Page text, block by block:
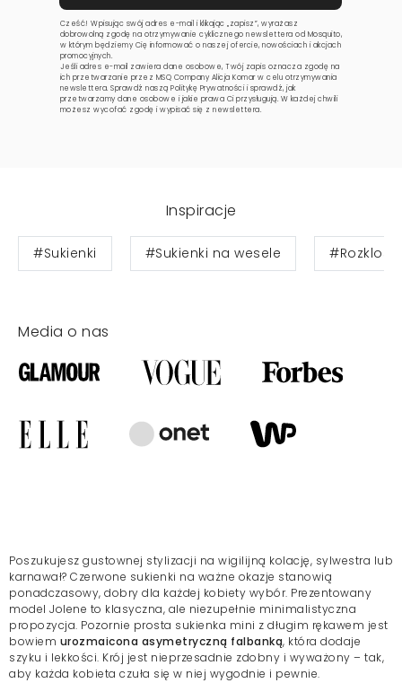
Cześć! Wpisując swój adres e-mail i klikając „zapisz”, wyrażasz
dobrowolną zgodę na otrzymywanie cyklicznego newslettera od Mosquito,
w którym będziemy Cię informować o naszej ofercie, nowościach i akcjach
promocyjnych.
Jeśli adres e-mail zawiera dane osobowe, Twój zapis oznacza zgodę na
ich przetwarzanie przez MSQ Company Alicja Komar w celu otrzymywania
newslettera. Sprawdź naszą Politykę Prywatnościi sprawdź, jak
przetwarzamy dane osobowe i jakie prawa Ci przysługują. W każdej chwili
możesz wycofać zgodę i wypisać się z newslettera.
Inspiracje
#Sukienki #Sukienki na wesele
Media o nas
Poszukujesz gustownej stylizacji na wigilijną kolację, sylwestra lub
karnawał? Czerwone sukienki na ważne okazje stanowią
ponadczasowy, dobry dla każdej kobiety wybór. Prezentowany
model Jolene to klasyczna, ale niezupełnie minimalistyczna
propozycja. Pozornie prosta sukienka mini z długim rękawem jest
bowiem urozmaicona asymetryczną falbanką, która dodaje
szyku i lekkości. Krój jest nieprzesadnie zdobny i wyważony – tak,
aby każda kobieta czuła się w niej wygodnie i pewnie.